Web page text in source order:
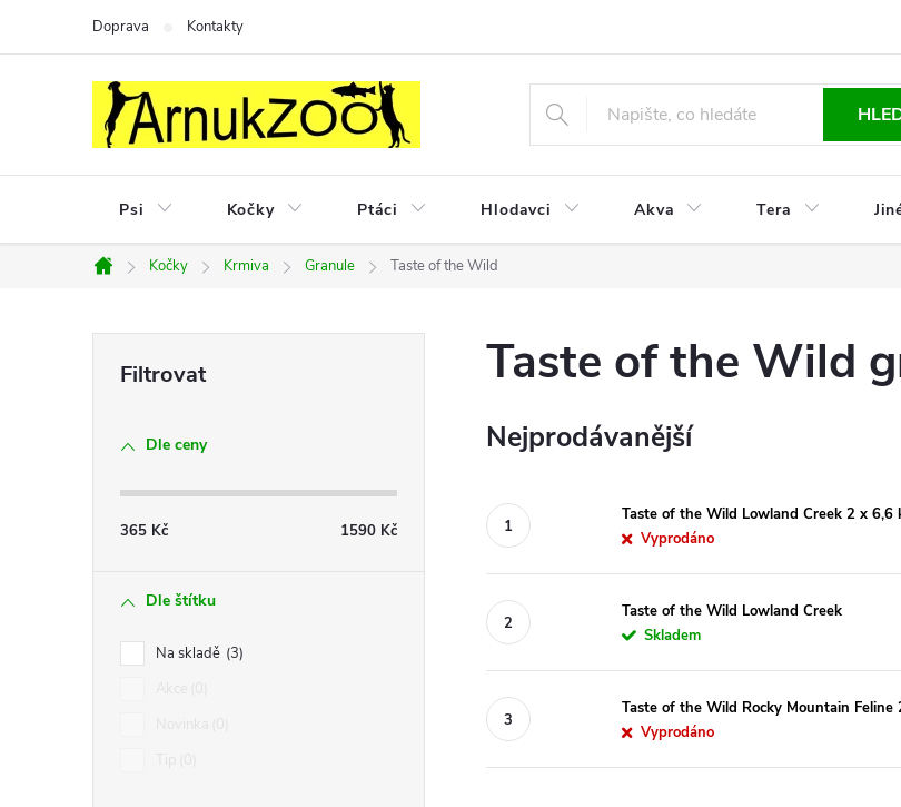
Doprava Kontakty
Psi Kočky Ptáci Hlodavci Akva Tera
Domů
Kočky Krmiva Granule Taste of the Wild
Dle ceny
365 Kč 1590 Kč
Dle štítku
Na skladě 3
Taste of the Wild
Nejprodávanější
Taste of the Wild Lowland Creek 2 x 6,6
Vyprodáno
Taste of the Wild Lowland Creek
Skladem
Taste of the Wild Rocky Mountain Feline
Vyprodáno